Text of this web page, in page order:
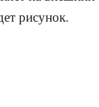
рисунок.